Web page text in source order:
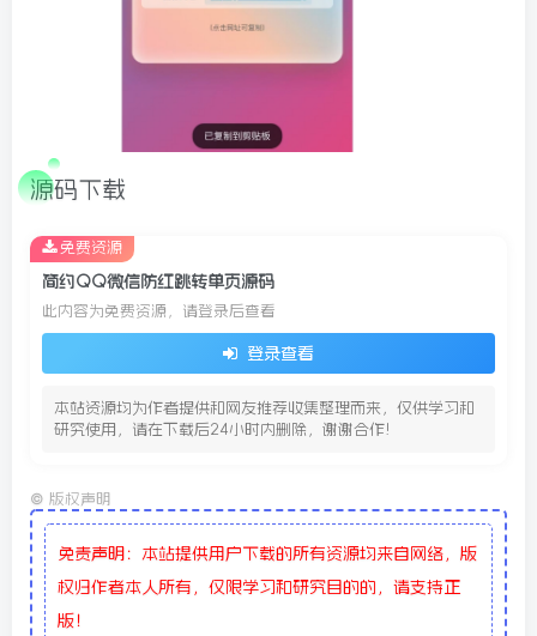
源码下载
简约QQ微信防红跳转单页源码
此内容为免费资源，请登录后查看
登录查看
本站资源均为作者提供和网友推荐收集整理而来，仅供学习和
研究使用，请在下载后24小时内删除，谢谢合作!
免费资源
© 版权声明
免责声明：本站提供用户下载的所有资源均来自网络，版
权归作者本人所有，仅限学习和研究目的的，请支持正
版！